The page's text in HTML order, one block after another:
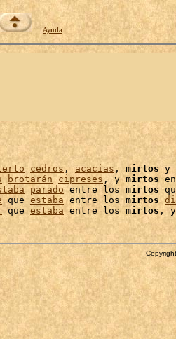
Ayuda
cedros , acacias , mirtos y
brotarán cipreses , y mirtos
parado entre los mirtos
que estaba entre los mirtos
que estaba entre los mirtos ,